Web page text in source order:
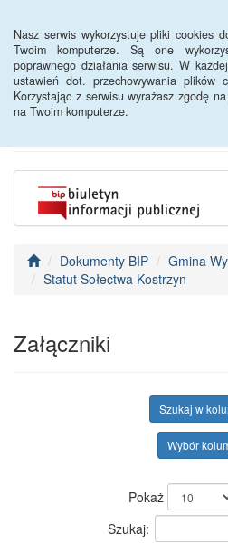
Nasz serwis wykorzystuje pliki cookies
Twoim komputerze. Są one
poprawnego działania serwisu. W
ustawień dot. przechowywania plików
Korzystając z serwisu wyrażasz zgodę
na Twoim komputerze.
BIP - Urząd
Wyśmierzyce
Dokumenty BIP Gmina
Statut Sołectwa Kostrzyn
Załączniki
Szukaj w
Wybór
Pokaż
Szukaj: